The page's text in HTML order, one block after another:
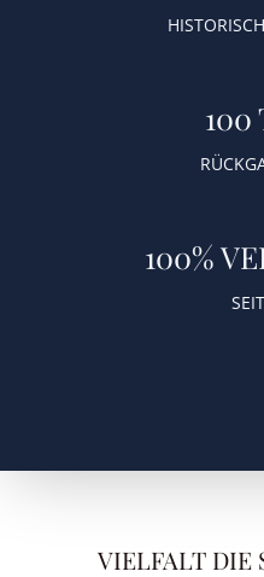
100
100%
VIELFALT DIE